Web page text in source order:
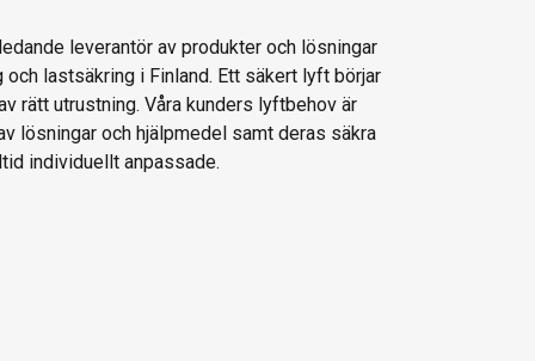
leverantör av produkter och lösningar
lastsäkring i Finland. Ett säkert lyft börjar
rätt utrustning. Våra kunders lyftbehov är
lösningar och hjälpmedel samt deras säkra
individuellt anpassade.